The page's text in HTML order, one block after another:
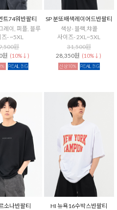
트74워반팔티
레이, 퍼플, 블루
즈- ~5XL
원
원 (10%↓)
SP 분또배색레이어드반팔티
색상- 블랙,챠콜
사이즈- 2XL~5XL
31,500원
28,350원 (10%↓)
소나반팔티
HI 뉴욕16수박스반팔티